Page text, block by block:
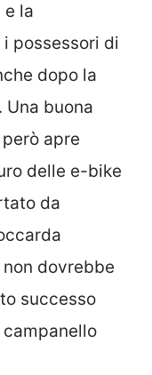
e la
possessori di
dopo la
buona
apre
delle e-bike
da
dovrebbe
successo